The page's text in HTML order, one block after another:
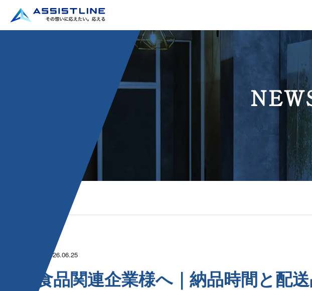
2026.06.25
食品関連企業様へ｜納品時間と配